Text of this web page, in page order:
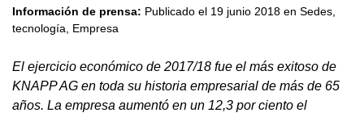
Información de prensa: Publicado el 19 junio 2018 en Sedes
tecnología
Empresa
El ejercicio económico de 2017/18 fue el más exitoso de
KNAPP AG en toda su historia empresarial de más de 65
años. La empresa aumentó en un 12,3 por ciento el